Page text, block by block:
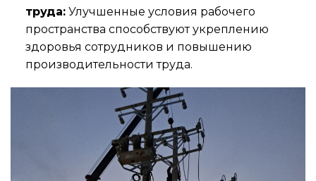
труда:Улучшенные условия рабочего
пространства способствуют укреплению
здоровья сотрудников и повышению
производительности труда.